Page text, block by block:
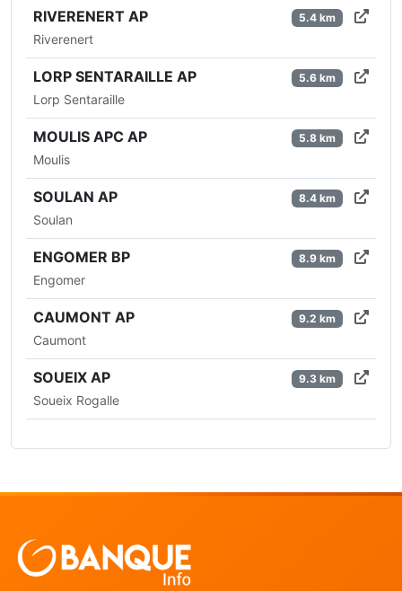
RIVERENERT AP
Riverenert
5.4 km
LORP SENTARAILLE AP
Lorp Sentaraille
5.6 km
MOULIS APC AP
Moulis
5.8 km
SOULAN AP
Soulan
8.4 km
ENGOMER BP
Engomer
8.9 km
CAUMONT AP
Caumont
9.2 km
SOUEIX AP
Soueix Rogalle
9.3 km